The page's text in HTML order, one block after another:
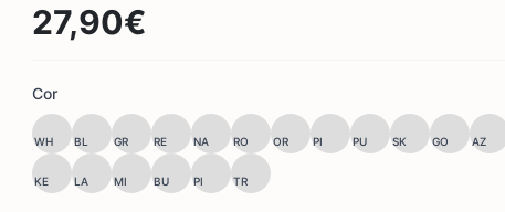
27,90€
Cor
WH BL GR RE NA RO OR PI PU SK GO AZ
KE LA MI BU PI TR